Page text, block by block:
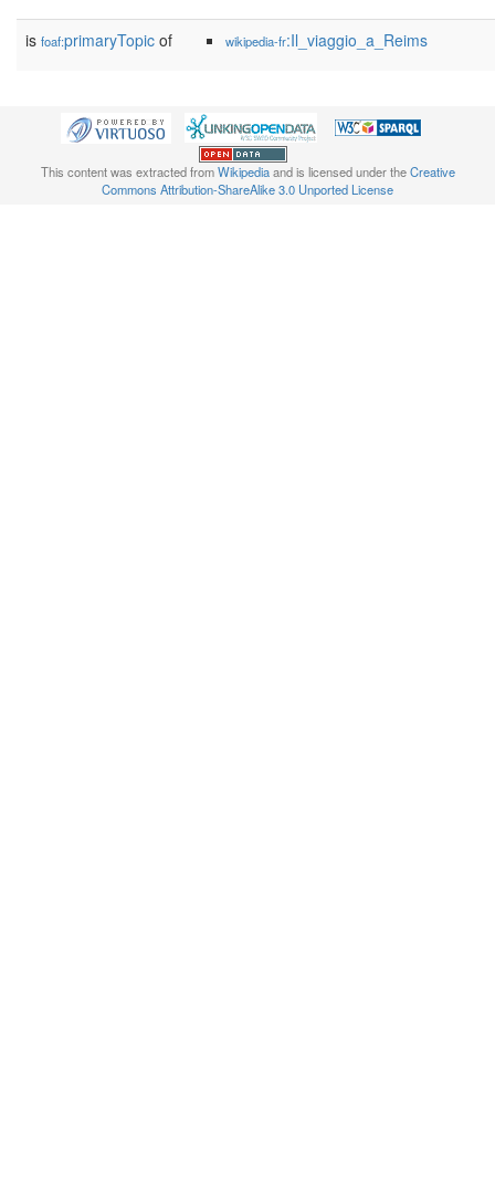
is foaf:primaryTopic of wikipedia-fr:Il_viaggio_a_Reims
This content was extracted fromWikipediaand is licensed under theCreative
Commons Attribution-ShareAlike 3.0 Unported License